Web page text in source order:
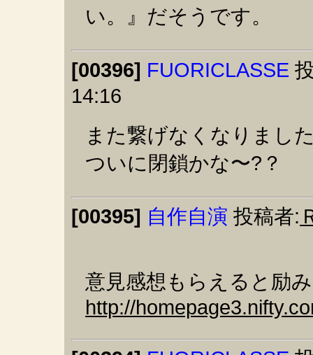
い。』だそうです。
[00396] FUORICLASSE
14:16
また繋げなくなりまし
ついに閉鎖かな〜?？
[00395] 自作自演 投稿者:
意見感想もらえると励
http://